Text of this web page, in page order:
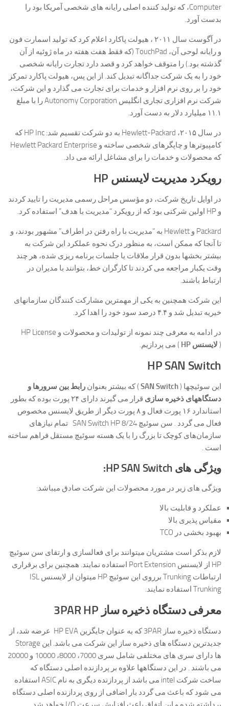
Computer، که تولید کننده اصلی رایانه های شخصی آمریکا بود را
بدست آورد.
در آگوست سال ۲۰۱۱ ، هیولت پاکارد اعلام کرد که تولید اسمارت فون
و رایانه لوحی آن، TouchPad (که فقط هفت هفته در ماه ژوئیه از آن
گذشته بود.) را متوقف خواهد کرد و قصد دارد تجارت رایانه شخصی
خود را به یک شرکت جداگانه تبدیل کند. از این پس، هیولت پاکارد تمرکز
خود را بر روی نرم افزار و خدمات برای تجارت می گذارد و این شرکت،
شرکت نرم افزاری تجاری انگلیس Autonomy Corporation را با مبلغ
۱۱.۱ میلیارد دلار به دست آورد.
در سال ۲۰۱۵، Hewlett-Packard به دو شرکت تقسیم شد: HP Inc که
کامپیوترها و چاپگرهای شخصی ساخته و Hewlett Packard Enterprise
که محصولات و خدمات را برای مشاغل ارائه می داد.
رویکرد مدیریت لایسنس HP
در اوایل تاریخ شرکت، دو مؤسس مراحل رسمی مدیریت را تایید کردند
و HP اولین شرکتی بود که از رویکرد “مدیریت با هدف” استفاده کرد.
Packard و Hewlett به “مدیریت با راه رفتن در اطراف” مشهور بودند، و
تا آنجا که ممکن است، به منظور درک نحوه عملکرد این شرکت به
بیشتر بخشها بدون قرار ملاقات یا جلسات برنامه ریزی شده، هر چند
وقت یکبار مراجعه می کردند تا کارگران خط، بتوانند با مدیران در
ارتباط باشند.
این شرکت همچنین به یکی از مهمترین مشارکت کنندگان سازمانهای
خیریه تبدیل شد و ۴.۴ درصد سود خود را اهدا کرد.
در ادامه به معرفی چند نمونه از تولیدات و محصولات و HP License
( لایسنس HP ) می پردازیم.
HP SAN Switch
این سوئیچها ( ) که بیشتر بعنوان رابط بین سرورها و
دستگاههای ذخیره سازی
قرار می گیرند دارای ۲۴ پورت بوده که بطور
استاندارد ۱۶ پورت فعال و ۸ پورت دیگر از طریق لایسنس مخصوص
فعال می گردد . سن سوئیچ SAN Switch HP 8/24 تمام نیازهای
سازمان‌های کوچک تا بزرگ را با یک هسته سوئیچ مستقل فراهم ساخته
است .
ویژگی های HP SAN Switch
:
ویژگی های زیر در مورد محصولات این شرکت صادق میباشد:
عملکرد و قابلیت بالا
مقیاس پذیری بالا
بهبود بخشی در TCO
لازم بذکر است مشتریان میتوانند برای فعالسازی و ارتقای سن سوئیچ
HP از لایسنس Port Extension استفاده نمایند. همچنین برای برقراری
ارتباطات Trunking برروی این سوئیچ HP میتوان از لایسنس ISL
Trunking استفاده نمایند.
معرفی دستگاه ذخیره ساز 3PAR HP
دستگاه ذخیره ساز 3PAR که به عنوان جایگزین HP EVA عرضه شد، از
جدیدترین دستگاه های ذخیره ساز این شرکت می باشد. این Storage
ها دارای سری های مختلفی شامل سری 7000، 8000، 10000 و 20000
می باشند . در این دستگاهها علاوه بر پردازنده اصلی دستگاه که
ساخت شرکت intel می باشد از پردازنده دیگری به نام ASIC استفاده
می شود که باعث می گردد بار اضافی از روی پردازنده اصلی دستگاه